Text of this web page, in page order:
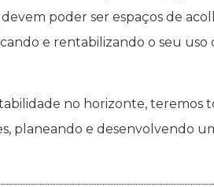
poder ser espaços de
e rentabilizando o seu
no horizonte, teremos
planeando e desenvolvendo